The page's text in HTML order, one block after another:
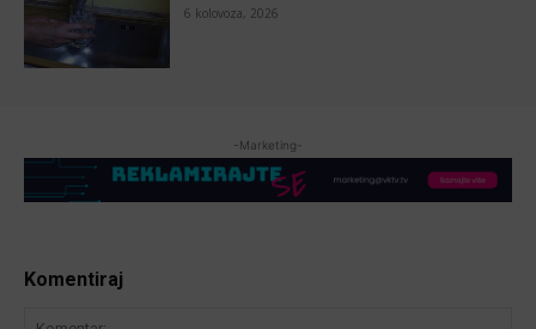
6 kolovoza, 2026
-Marketing-
Komentiraj